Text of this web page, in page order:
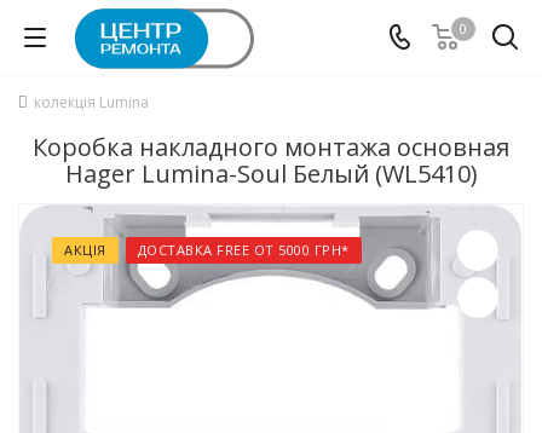
0
колекція Lumina
Коробка накладного монтажа основная
Hager Lumina-Soul Белый (WL5410)
АКЦІЯ ДОСТАВКА FREE ОТ 5000 ГРН*